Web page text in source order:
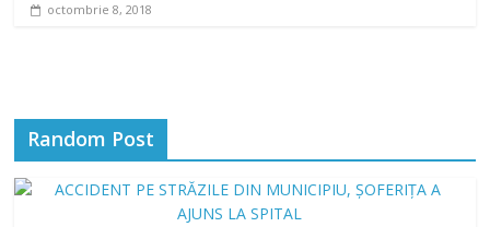
octombrie 8, 2018
Random Post